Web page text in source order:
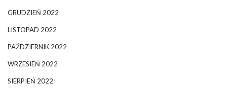
GRUDZIEŃ 2022
LISTOPAD 2022
PAŹDZIERNIK 2022
WRZESIEŃ 2022
SIERPIEŃ 2022